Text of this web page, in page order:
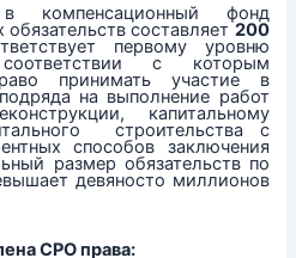
фонд
составляет200
первому уровню
с которым
принимать участие в
на выполнение работ
капитальному
строительства с
способов заключения
размер обязательств по
девяносто миллионов
СРО права: